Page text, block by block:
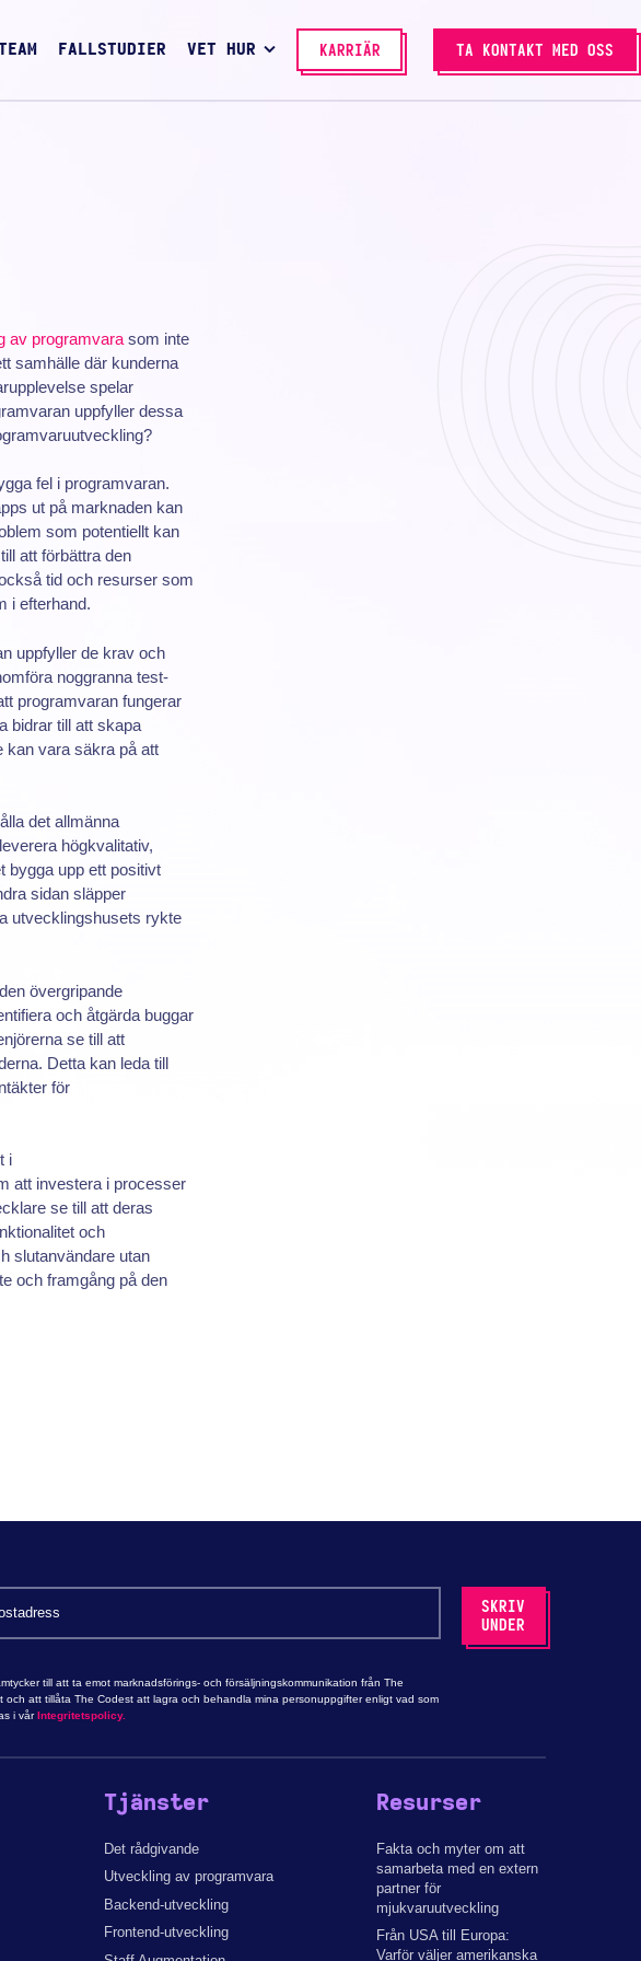
FALLSTUDIER VET HUR KARRIÄR TA KONTAKT MED OSS
av programvarasom inte
samhälle där kunderna
spelar
uppfyller dessa
fel i programvaran.
ut på marknaden kan
som potentiellt kan
att förbättra den
tid och resurser som
i efterhand.
uppfyller de krav och
noggranna test-
programvaran fungerar
bidrar till att skapa
kan vara säkra på att
det allmänna
högkvalitativ,
bygga upp ett positivt
sidan släpper
utvecklingshusets rykte
övergripande
och åtgärda buggar
se till att
Detta kan leda till
för
i
att investera i processer
se till att deras
och
slutanvändare utan
och framgång på den
till att ta emot marknadsförings- och försäljningskommunikation från The
och att tillåta The Codest att lagra och behandla mina personuppgifter enligt vad som
i vårIntegritetspolicy.
Tjänster
Det rådgivande
Utveckling av programvara
Backend-utveckling
Frontend-utveckling
Resurser
Fakta och myter om att
samarbeta med en extern
partner för
mjukvaruutveckling
Från USA till Europa:
Varför väljer amerikanska